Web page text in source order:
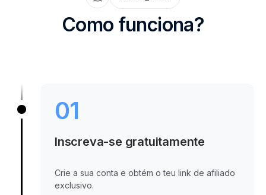
Como funciona?
01
Inscreva-se gratuitamente
Crie a sua conta e obtém o teu link de afiliado
exclusivo.